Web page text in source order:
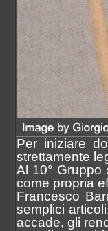
Marina Militare
MariSTaeli
MariSTaer
MariSTaeli Luni
Guardia Costiera
Base Aerea
Base Aerea Luni
Base Aerea
Guardia di Finanza
ReTLA Aereo
Gruppo
Sezione
Sezione
Sezione
Sezione
Sezione Aerea
Sezione
Sezione
Per iniziare
strettamente
Al 10° Gruppo
come propria
Francesco
semplici
accade, gli